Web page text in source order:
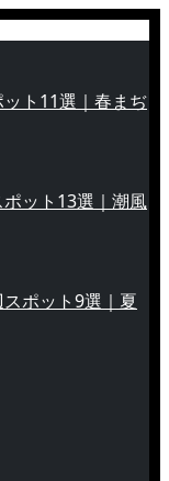
ット11選｜春まぢ
ポット13選｜潮風
スポット9選｜夏